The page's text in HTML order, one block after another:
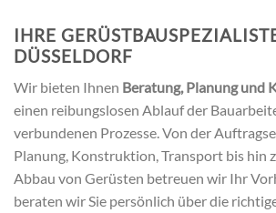
IHRE
DÜSSELDORF
Wir bieten Ihnen Beratung, Planung und
einen reibungslosen Ablauf der
verbundenen Prozesse. Von der
Planung, Konstruktion, Transport bis hin
Abbau von Gerüsten betreuen wir Ihr
beraten wir Sie persönlich über die